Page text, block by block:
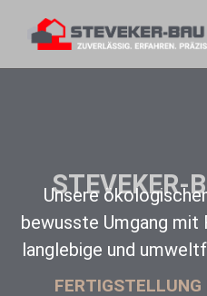
STEVEKER-
Unsere
bewusste Umgang mit
langlebige und
FERTIGSTELLUNG